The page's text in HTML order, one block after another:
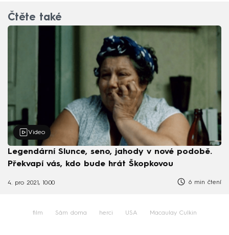
Čtěte také
Video
Legendární Slunce, seno, jahody v nové podobě.
Překvapí vás, kdo bude hrát Škopkovou
4. pro 2021, 10:00 6 min čtení
film Sám doma herci USA Macaulay Culkin